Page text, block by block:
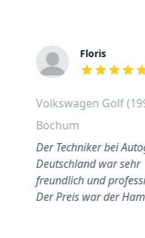
Floris
out of 5 stars
Volkswagen Golf
Bochum
Der Techniker bei
Deutschland war sehr
freundlich und
Der Preis war der